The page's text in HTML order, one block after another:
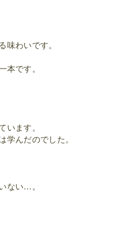
味わいです。
本です。
います。
学んだのでした。
ない… 。